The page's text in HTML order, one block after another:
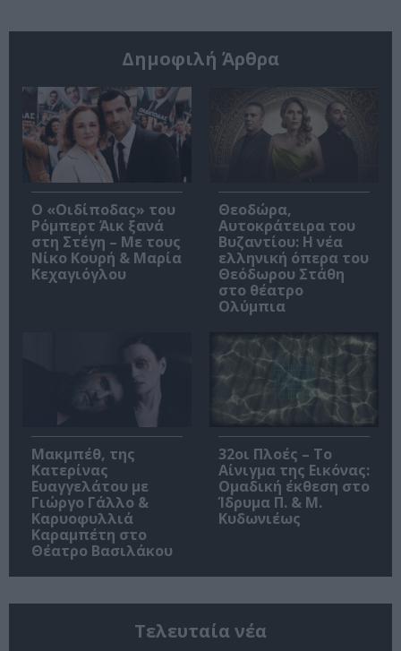
Δημοφιλή Άρθρα
O «Οιδίποδας» του
Ρόμπερτ Άικ ξανά
στη Στέγη – Με τους
Νίκο Κουρή & Μαρία
Κεχαγιόγλου
Θεοδώρα,
Αυτοκράτειρα του
Βυζαντίου: Η νέα
ελληνική όπερα του
Θεόδωρου Στάθη
στο θέατρο
Ολύμπια
Μακμπέθ, της
Κατερίνας
Ευαγγελάτου με
Γιώργο Γάλλο &
Καρυοφυλλιά
Καραμπέτη στο
Θέατρο Βασιλάκου
32οι Πλοές – Το
Αίνιγμα της Εικόνας:
Ομαδική έκθεση στο
Ίδρυμα Π. & Μ.
Κυδωνιέως
Τελευταία νέα